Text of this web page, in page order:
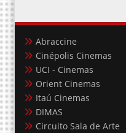
Abraccine
Cinépolis Cinemas
UCI - Cinemas
Orient Cinemas
Itaú Cinemas
DIMAS
Circuito Sala de Arte